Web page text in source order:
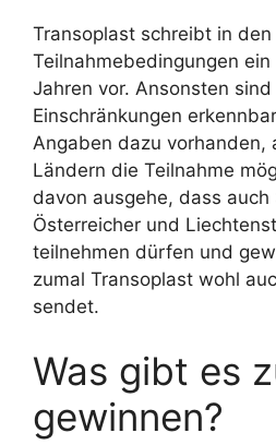
Transoplast schreibt in den
Teilnahmebedingungen
Jahren vor. Ansonsten
Einschränkungen
Angaben dazu vorhanden,
Ländern die Teilnahme
davon ausgehe, dass auch
Österreicher und
teilnehmen dürfen und
zumal Transoplast wohl
sendet.
Was gibt es
gewinnen?